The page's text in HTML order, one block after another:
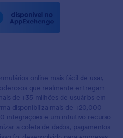
online mais fácil de usar,
que realmente entregam
de +35 milhões de usuários em
disponibiliza mais de +20,000
integrações e um intuitivo recurso
a coleta de dados, pagamentos